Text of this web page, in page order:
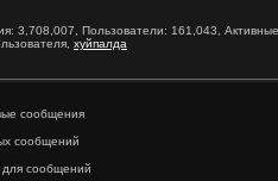
3,708,007, Пользователи: 161,043,
хуйпалда
сообщения
сообщений
для сообщений